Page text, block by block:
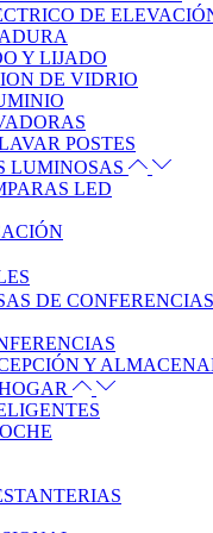
DE
Y LIJADO
DE VIDRIO
POSTES
LUMINOSAS
LED
DE CONFERENCIAS
Y